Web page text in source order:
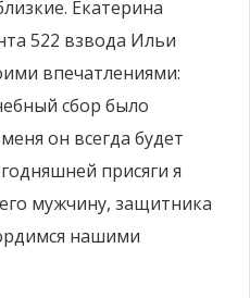
Екатерина
522 взвода Ильи
впечатлениями:
сбор было
он всегда будет
присяги я
мужчину, защитника
нашими